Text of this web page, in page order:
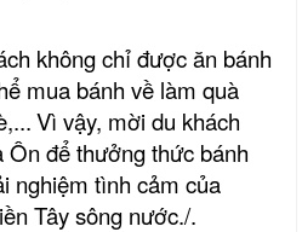
không chỉ được ăn bánh
mua bánh về làm quà
Vì vậy, mời du khách
Ôn để thưởng thức bánh
nghiệm tình cảm của
Tây sông nước./.